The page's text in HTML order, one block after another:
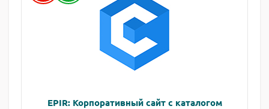
EPIR: Корпоративный сайт с каталогом